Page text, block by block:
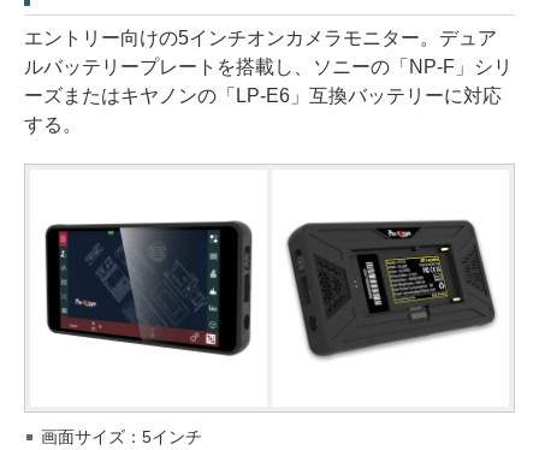
エントリー向けの5インチオンカメラモニター。デュア
ルバッテリープレートを搭載し、ソニーの「NP-F」シリ
ーズまたはキヤノンの「LP-E6」互換バッテリーに対応
する。
画面サイズ：5インチ